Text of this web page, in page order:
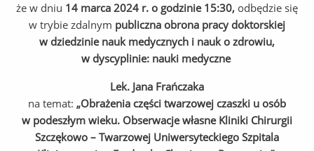
że w dniu 14 marca 2024 r. o godzinie 15:30, odbędzie się
w trybie zdalnym publiczna obrona pracy doktorskiej
w dziedzinie nauk medycznych i nauk o zdrowiu,
w dyscyplinie: nauki medyczne
Lek. Jana Frańczaka
na temat: „Obrażenia części twarzowej czaszki u osób
w podeszłym wieku. Obserwacje własne Kliniki Chirurgii
Szczękowo – Twarzowej Uniwersyteckiego Szpitala